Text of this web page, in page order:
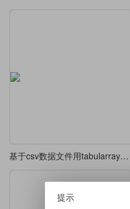
基于csv数据文件用tabularray结合csvsimple-l3制作答辩评价表
提示